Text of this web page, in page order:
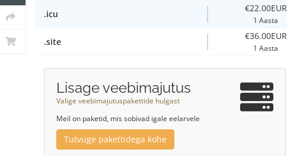
.icu
€22.00EUR
1 Aasta
.site
€36.00EUR
1 Aasta
Lisage veebimajutus
Valige veebimajutuspakettide hulgast
Meil on paketid, mis sobivad igale eelarvele
Tutvuge pakettidega kohe